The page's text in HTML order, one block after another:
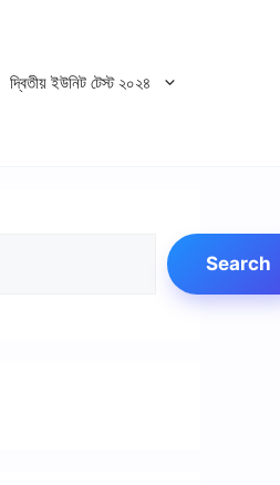
দ্বিতীয় ইউনিট টেস্ট ২০২৪
Search